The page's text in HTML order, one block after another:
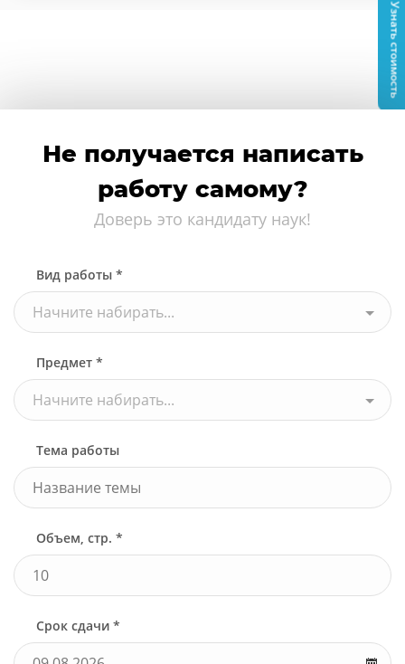
Не получается написать
работу самому?
Доверь это кандидату наук!
Вид работы *
Начните набирать...
Предмет *
Начните набирать...
Тема работы
Объем, стр. *
Срок сдачи *
Узнать стоимость